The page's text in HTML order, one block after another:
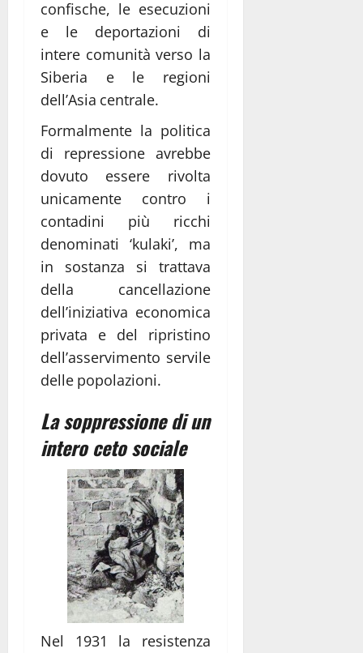
confische, le esecuzioni
e le deportazioni di
intere comunità verso la
Siberia e le regioni
dell’Asia centrale.
Formalmente la politica
di repressione avrebbe
dovuto essere rivolta
unicamente contro i
contadini più ricchi
denominati ‘kulaki’, ma
in sostanza si trattava
della cancellazione
dell’iniziativa economica
privata e del ripristino
dell’asservimento servile
delle popolazioni.
La soppressione di un
intero ceto sociale
Nel 1931 la resistenza